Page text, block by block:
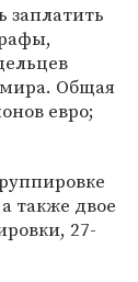
заплатить
Общая
евро;
также двое
27-